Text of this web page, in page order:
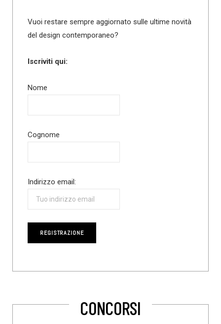
Vuoi restare sempre aggiornato sulle ultime novità
del design contemporaneo?
Iscriviti qui:
Nome
Cognome
Indirizzo email:
CONCORSI